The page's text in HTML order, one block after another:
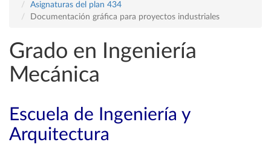
Asignaturas del plan 434
Documentación gráfica para proyectos industriales
Grado en Ingeniería
Mecánica
Escuela de Ingeniería y
Arquitectura